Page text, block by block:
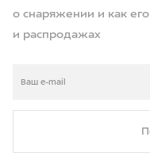
о снаряжении и как
и распродажах